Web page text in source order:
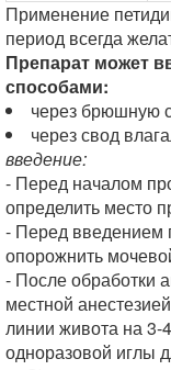
Применение
период всегда
Препарат может
способами:
через брюшную
через свод
введение:
- Перед началом
определить место
- Перед введением
опорожнить
- После обработки
местной
линии живота на
одноразовой иглы